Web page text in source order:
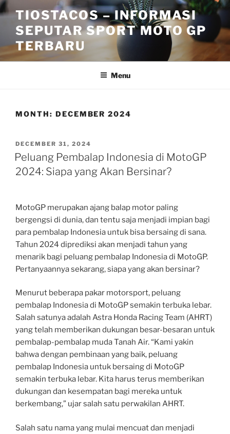
Skip
to
content
TIOSTACOS – INFORMASI
SEPUTAR SPORT MOTO GP
TERBARU
Menu
MONTH: DECEMBER 2024
POSTED
ON
DECEMBER 31, 2024
Peluang Pembalap Indonesia di MotoGP
2024: Siapa yang Akan Bersinar?
MotoGP merupakan ajang balap motor paling
bergengsi di dunia, dan tentu saja menjadi impian bagi
para pembalap Indonesia untuk bisa bersaing di sana.
Tahun 2024 diprediksi akan menjadi tahun yang
menarik bagi peluang pembalap Indonesia di MotoGP.
Pertanyaannya sekarang, siapa yang akan bersinar?
Menurut beberapa pakar motorsport, peluang
pembalap Indonesia di MotoGP semakin terbuka lebar.
Salah satunya adalah Astra Honda Racing Team (AHRT)
yang telah memberikan dukungan besar-besaran untuk
pembalap-pembalap muda Tanah Air. “Kami yakin
bahwa dengan pembinaan yang baik, peluang
pembalap Indonesia untuk bersaing di MotoGP
semakin terbuka lebar. Kita harus terus memberikan
dukungan dan kesempatan bagi mereka untuk
berkembang,” ujar salah satu perwakilan AHRT.
Salah satu nama yang mulai mencuat dan menjadi